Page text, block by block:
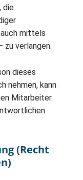
die
mittels
zu verlangen.
dieses
nehmen, kann
Mitarbeiter
(Recht